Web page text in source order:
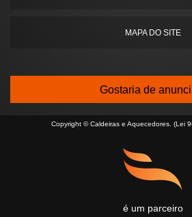
MAPA DO SITE
Gostaria de
Copyright © Caldeiras e Aquecedores. (Lei
é um parceiro